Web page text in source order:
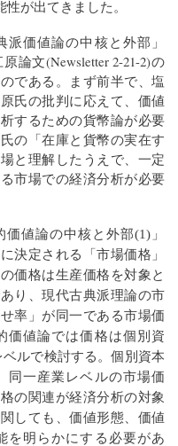
が出てきました。
価値論の中核と外部」
論文(Newsletter 2-21-2)の
である。まず前半で、塩
氏の批判に応えて、価値
するための貨幣論が必要
の「在庫と貨幣の実在す
と理解したうえで、一定
市場での経済分析が必要
値論の中核と外部(1)」
決定される「市場価格」
価格は生産価格を対象と
り、現代古典派理論の市
率」が同一である市場価
価値論では価格は個別資
ルで検討する。個別資本
同一産業レベルの市場価
の関連が経済分析の対象
しても、価値形態、価値
を明らかにする必要があ